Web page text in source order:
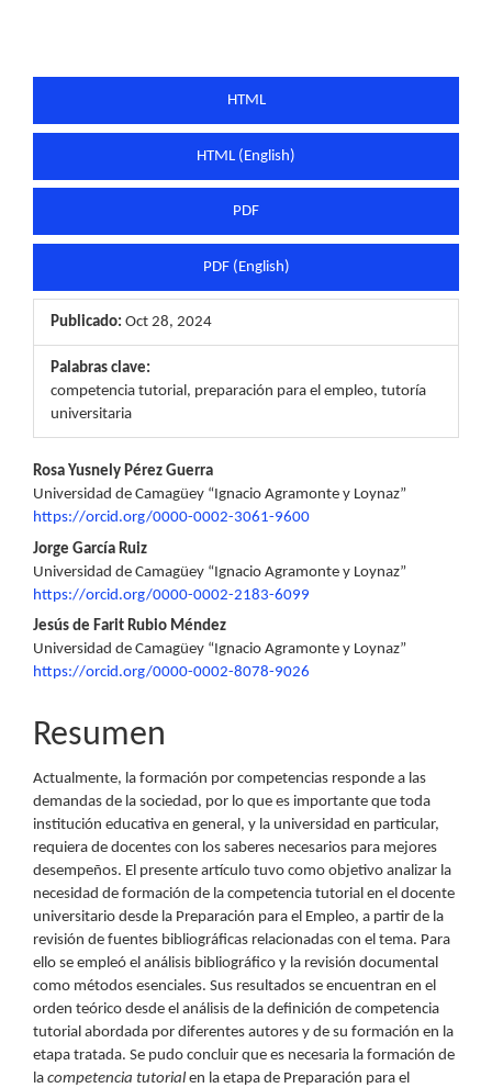
HTML
HTML (English)
PDF
PDF (English)
Publicado: Oct 28, 2024
Palabras clave:
competencia tutorial, preparación para el empleo, tutoría
universitaria
Contenido
principal
del
artículo
Rosa Yusnely Pérez Guerra
Universidad de Camagüey “Ignacio Agramonte y Loynaz”
https://orcid.org/0000-0002-3061-9600
Jorge García Ruiz
Universidad de Camagüey “Ignacio Agramonte y Loynaz”
https://orcid.org/0000-0002-2183-6099
Jesús de Farit Rubio Méndez
Universidad de Camagüey “Ignacio Agramonte y Loynaz”
https://orcid.org/0000-0002-8078-9026
Resumen
Actualmente, la formación por competencias responde a las
demandas de la sociedad, por lo que es importante que toda
institución educativa en general, y la universidad en particular,
requiera de docentes con los saberes necesarios para mejores
desempeños. El presente artículo tuvo como objetivo analizar la
necesidad de formación de la competencia tutorial en el docente
universitario desde la Preparación para el Empleo, a partir de la
revisión de fuentes bibliográficas relacionadas con el tema. Para
ello se empleó el análisis bibliográfico y la revisión documental
como métodos esenciales. Sus resultados se encuentran en el
orden teórico desde el análisis de la definición de competencia
tutorial abordada por diferentes autores y de su formación en la
etapa tratada. Se pudo concluir que es necesaria la formación de
la competencia tutorial en la etapa de Preparación para el